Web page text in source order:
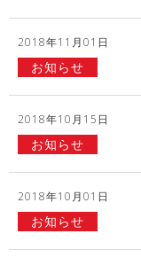
2018年11月01日
お知らせ
2018年10月15日
お知らせ
2018年10月01日
お知らせ